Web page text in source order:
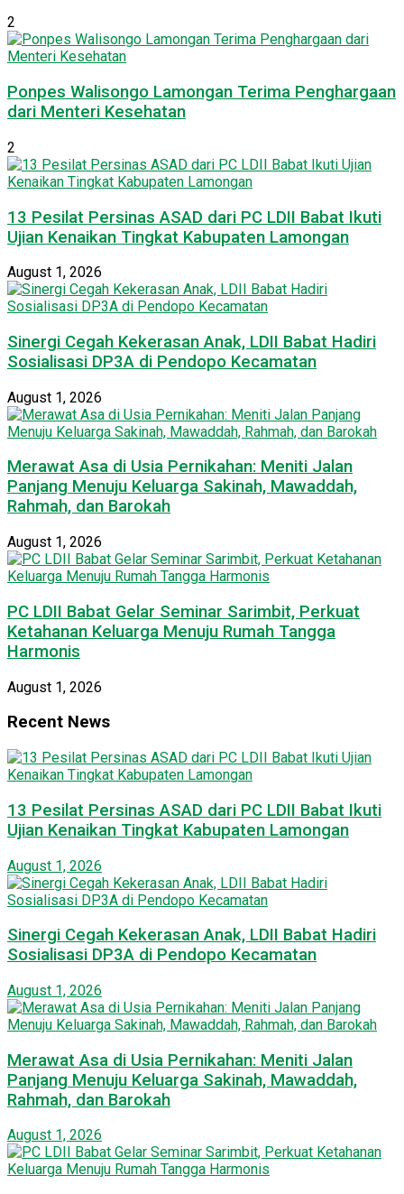
2
Ponpes Walisongo Lamongan Terima Penghargaan
dari Menteri Kesehatan
2
13 Pesilat Persinas ASAD dari PC LDII Babat Ikuti
Ujian Kenaikan Tingkat Kabupaten Lamongan
August 1, 2026
Sinergi Cegah Kekerasan Anak, LDII Babat Hadiri
Sosialisasi DP3A di Pendopo Kecamatan
August 1, 2026
Merawat Asa di Usia Pernikahan: Meniti Jalan
Panjang Menuju Keluarga Sakinah, Mawaddah,
Rahmah, dan Barokah
August 1, 2026
PC LDII Babat Gelar Seminar Sarimbit, Perkuat
Ketahanan Keluarga Menuju Rumah Tangga
Harmonis
August 1, 2026
Recent News
13 Pesilat Persinas ASAD dari PC LDII Babat Ikuti
Ujian Kenaikan Tingkat Kabupaten Lamongan
August 1, 2026
Sinergi Cegah Kekerasan Anak, LDII Babat Hadiri
Sosialisasi DP3A di Pendopo Kecamatan
August 1, 2026
Merawat Asa di Usia Pernikahan: Meniti Jalan
Panjang Menuju Keluarga Sakinah, Mawaddah,
Rahmah, dan Barokah
August 1, 2026